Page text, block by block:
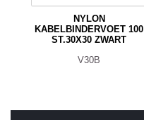
NYLON
KABELBINDERVOET 100
ST.30X30 ZWART
V30B